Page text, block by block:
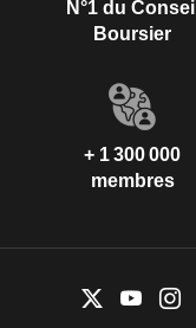
N°1 du Conseil
Boursier
+ 1 300 000
membres